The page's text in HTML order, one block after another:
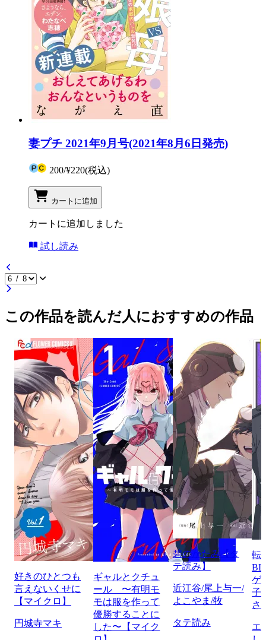
妻プチ 2021年9月号(2021年8月6日発売)
200/¥220(税込)
カートに追加
カートに追加しました
試し読み
この作品を読んだ人におすすめの作品
好きのひとつも
言えないくせに
【マイクロ】
円城寺マキ
ギャルとクチュ
ール 〜有明モ
モは服を作って
優勝することに
した〜【マイク
碧のかたみ【タ
テ読み】
近江谷/尾上与一/
よこやま/牧
タテ読み
転
BL
ゲ
子
さ
エ